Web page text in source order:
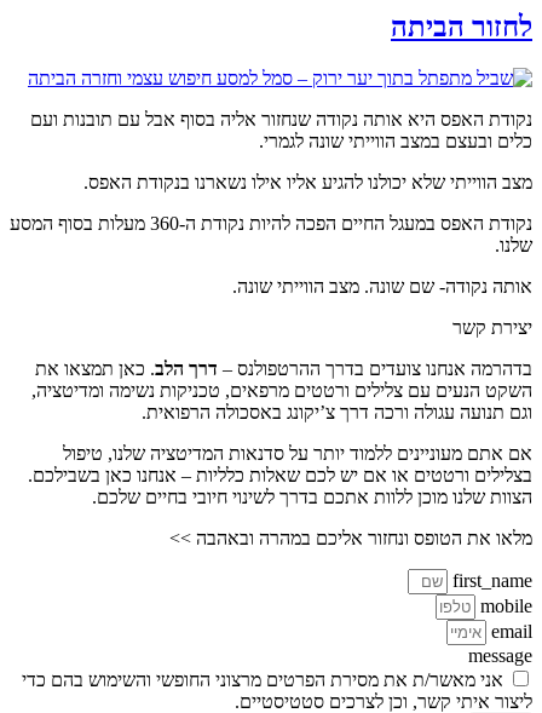
לחזור הביתה
נקודת האפס היא אותה נקודה שנחזור אליה בסוף אבל עם תובנות ועם
כלים ובעצם במצב הווייתי שונה לגמרי.
מצב הווייתי שלא יכולנו להגיע אליו אילו נשארנו בנקודת האפס.
נקודת האפס במעגל החיים הפכה להיות נקודת ה-360 מעלות בסוף המסע
שלנו.
אותה נקודה- שם שונה. מצב הווייתי שונה.
יצירת קשר
בדהרמה אנחנו צועדים בדרך ההרטפולנס – דרך הלב. כאן תמצאו את
השקט הנעים עם צלילים ורטטים מרפאים, טכניקות נשימה ומדיטציה,
וגם תנועה עגולה ורכה דרך צ’יקונג באסכולה הרפואית.
אם אתם מעוניינים ללמוד יותר על סדנאות המדיטציה שלנו, טיפול
בצלילים ורטטים או אם יש לכם שאלות כלליות – אנחנו כאן בשבילכם.
הצוות שלנו מוכן ללוות אתכם בדרך לשינוי חיובי בחיים שלכם.
מלאו את הטופס ונחזור אליכם במהרה ובאהבה >>
first_name
mobile
email
message
אני מאשר/ת את מסירת הפרטים מרצוני החופשי והשימוש בהם כדי
ליצור איתי קשר, וכן לצרכים סטטיסטיים.